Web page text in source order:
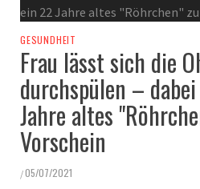
GESUNDHEIT
Frau lässt sich die
durchspülen –
Jahre altes
Vorschein
/05/07/2021